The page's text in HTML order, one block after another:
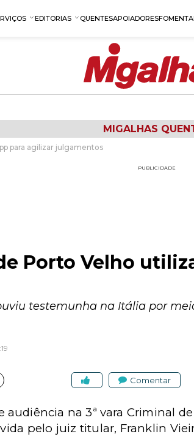
EDITORIAS QUENTESAPOIADORES
MIGALHAS
para agilizar julgamentos
PUBLICIDADE
Porto Velho
testemunha na Itália por
Comentar
audiência na 3ª vara Criminal
pelo juiz titular, Franklin